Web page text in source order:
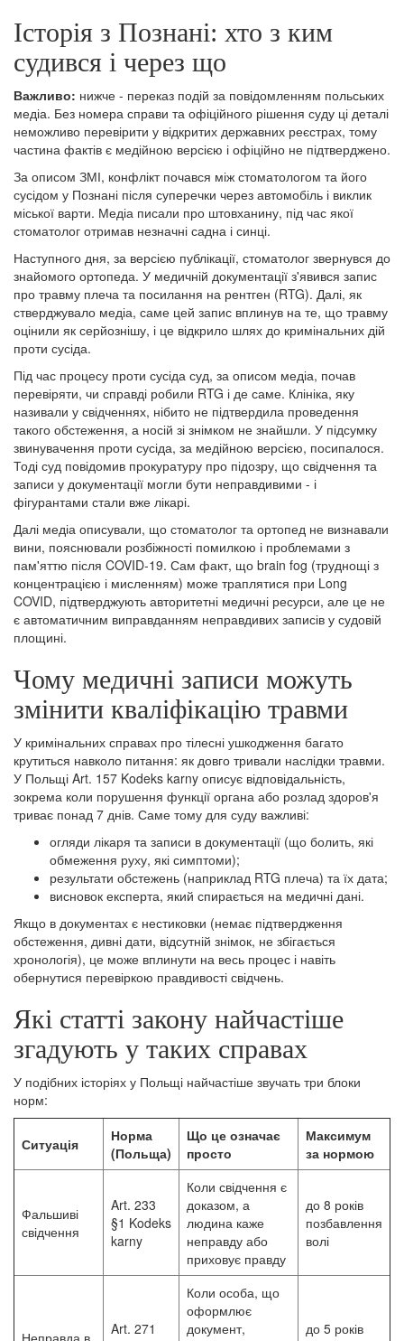
Історія з Познані: хто з ким
судився і через що
Важливо: нижче - переказ подій за повідомленням польських
медіа. Без номера справи та офіційного рішення суду ці деталі
неможливо перевірити у відкритих державних реєстрах, тому
частина фактів є медійною версією і офіційно не підтверджено.
За описом ЗМІ, конфлікт почався між стоматологом та його
сусідом у Познані після суперечки через автомобіль і виклик
міської варти. Медіа писали про штовханину, під час якої
стоматолог отримав незначні садна і синці.
Наступного дня, за версією публікації, стоматолог звернувся до
знайомого ортопеда. У медичній документації з'явився запис
про травму плеча та посилання на рентген (RTG). Далі, як
стверджувало медіа, саме цей запис вплинув на те, що травму
оцінили як серйознішу, і це відкрило шлях до кримінальних дій
проти сусіда.
Під час процесу проти сусіда суд, за описом медіа, почав
перевіряти, чи справді робили RTG і де саме. Клініка, яку
називали у свідченнях, нібито не підтвердила проведення
такого обстеження, а носій зі знімком не знайшли. У підсумку
звинувачення проти сусіда, за медійною версією, посипалося.
Тоді суд повідомив прокуратуру про підозру, що свідчення та
записи у документації могли бути неправдивими - і
фігурантами стали вже лікарі.
Далі медіа описували, що стоматолог та ортопед не визнавали
вини, пояснювали розбіжності помилкою і проблемами з
пам'яттю після COVID-19. Сам факт, що brain fog (труднощі з
концентрацією і мисленням) може траплятися при Long
COVID, підтверджують авторитетні медичні ресурси, але це не
є автоматичним виправданням неправдивих записів у судовій
площині.
Чому медичні записи можуть
змінити кваліфікацію травми
У кримінальних справах про тілесні ушкодження багато
крутиться навколо питання: як довго тривали наслідки травми.
У Польщі Art. 157 Kodeks karny описує відповідальність,
зокрема коли порушення функції органа або розлад здоров'я
триває понад 7 днів. Саме тому для суду важливі:
огляди лікаря та записи в документації (що болить, які
обмеження руху, які симптоми);
результати обстежень (наприклад RTG плеча) та їх дата;
висновок експерта, який спирається на медичні дані.
Якщо в документах є нестиковки (немає підтвердження
обстеження, дивні дати, відсутній знімок, не збігається
хронологія), це може вплинути на весь процес і навіть
обернутися перевіркою правдивості свідчень.
Які статті закону найчастіше
згадують у таких справах
У подібних історіях у Польщі найчастіше звучать три блоки
норм:
Ситуація
Норма
(Польща)
Що це означає
просто
Максимум
за нормою
Фальшиві
свідчення
Art. 233
§1 Kodeks
karny
Коли свідчення є
доказом, а
людина каже
неправду або
приховує правду
до 8 років
позбавлення
волі
Неправда в
Art. 271
Коли особа, що
оформлює
документ,
до 5 років